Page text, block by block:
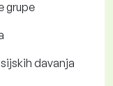
grupe
davanja